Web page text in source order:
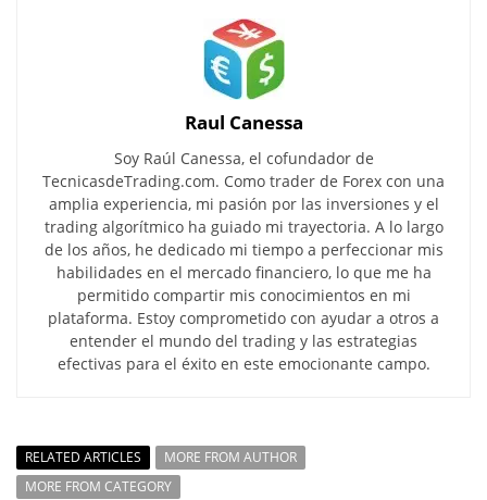
Raul Canessa
Soy Raúl Canessa, el cofundador de
TecnicasdeTrading.com. Como trader de Forex con una
amplia experiencia, mi pasión por las inversiones y el
trading algorítmico ha guiado mi trayectoria. A lo largo
de los años, he dedicado mi tiempo a perfeccionar mis
habilidades en el mercado financiero, lo que me ha
permitido compartir mis conocimientos en mi
plataforma. Estoy comprometido con ayudar a otros a
entender el mundo del trading y las estrategias
efectivas para el éxito en este emocionante campo.
RELATED ARTICLES
MORE FROM AUTHOR
MORE FROM CATEGORY